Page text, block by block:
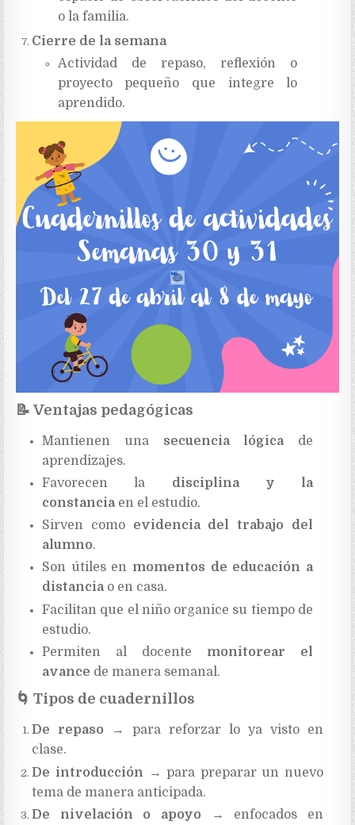
o la familia.
Cierre de la semana
Actividad de repaso, reflexión o
proyecto pequeño que integre lo
aprendido.
📝 Ventajas pedagógicas
Mantienen una secuencia lógica de
aprendizajes.
Favorecen la disciplina y la
constanciaen el estudio.
Sirven como evidencia del trabajo del
alumno.
Son útiles en momentos de educación a
distanciao en casa.
Facilitan que el niño organice su tiempo de
estudio.
Permiten al docente monitorear el
avance de manera semanal.
🌀 Tipos de cuadernillos
De repaso → para reforzar lo ya visto en
clase.
De introducción
→ para preparar un nuevo
tema de manera anticipada.
De nivelación o apoyo → enfocados en